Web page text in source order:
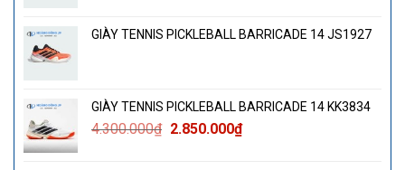
GIÀY TENNIS PICKLEBALL BARRICADE 14 JS1927
GIÀY TENNIS PICKLEBALL BARRICADE 14 KK3834
4.300.000₫ Giá
2.850.000₫Giá